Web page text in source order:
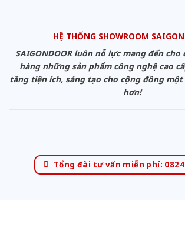
HỆ THỐNG SHOWROOM
SAIGONDOOR luôn nỗ lực mang đến
hàng những sản phẩm công nghệ cao
tăng tiện ích, sáng tạo cho cộng đồng
hơn!
Tổng đài tư vấn miễn phí: